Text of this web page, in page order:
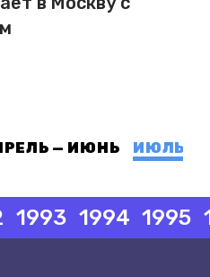
— ИЮНЬ ИЮЛЬ —
1993 1994 1995